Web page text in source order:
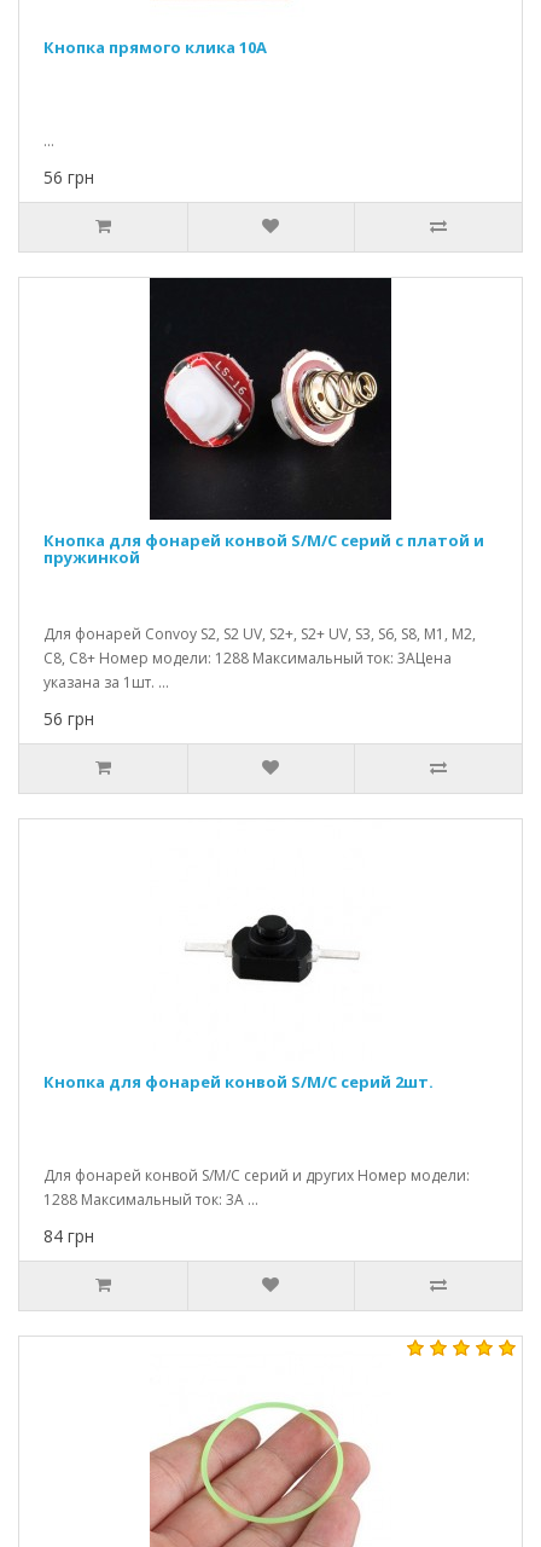
Кнопка прямого клика 10A
...
56 грн
Кнопка для фонарей конвой S/M/C серий с платой и
пружинкой
Для фонарей Convoy S2, S2 UV, S2+, S2+ UV, S3, S6, S8, M1, M2,
C8, C8+ Номер модели: 1288 Максимальный ток: 3АЦена
указана за 1шт. ...
56 грн
Кнопка для фонарей конвой S/M/C серий 2шт.
Для фонарей конвой S/M/C серий и других Номер модели:
1288 Максимальный ток: 3А ...
84 грн